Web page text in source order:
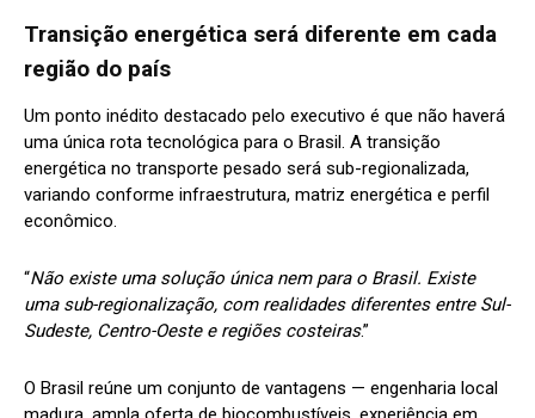
Transição energética será diferente em cada
região do país
Um ponto inédito destacado pelo executivo é que não haverá
uma única rota tecnológica para o Brasil. A transição
energética no transporte pesado será sub-regionalizada,
variando conforme infraestrutura, matriz energética e perfil
econômico.
“Não existe uma solução única nem para o Brasil. Existe
uma sub-regionalização, com realidades diferentes entre Sul-
Sudeste, Centro-Oeste e regiões costeiras.”
O Brasil reúne um conjunto de vantagens — engenharia local